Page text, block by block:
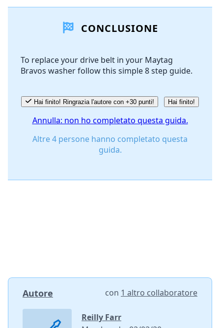
Aggiungi Commento
Annulla Pubblica commento
CONCLUSIONE
To replace your drive belt in your Maytag
Bravos washer follow this simple 8 step guide.
Hai finito! Ringrazia l'autore con +30 punti! Hai finito!
Annulla: non ho completato questa guida.
Altre 4 persone hanno completato questa
guida.
Autore con 1 altro collaboratore
Reilly Farr